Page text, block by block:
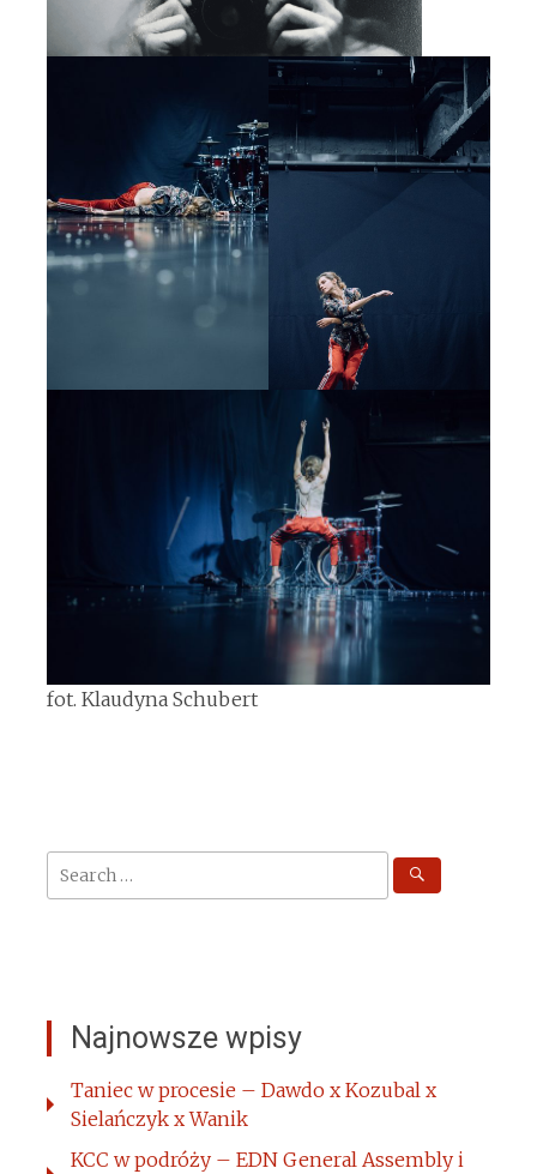
fot. Klaudyna Schubert
Search
for:
Najnowsze wpisy
Taniec w procesie – Dawdo x Kozubal x
Sielańczyk x Wanik
KCC w podróży – EDN General Assembly i